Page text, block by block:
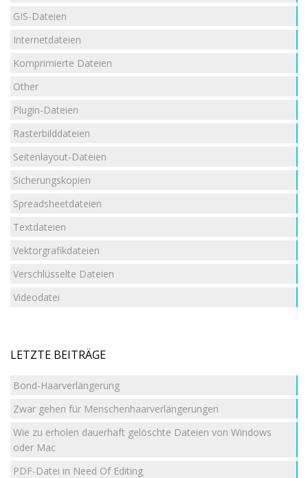
GIS-Dateien
Internetdateien
Komprimierte Dateien
Other
Plugin-Dateien
Rasterbilddateien
Seitenlayout-Dateien
Sicherungskopien
Spreadsheetdateien
Textdateien
Vektorgrafikdateien
Verschlüsselte Dateien
Videodatei
LETZTE BEITRÄGE
Bond-Haarverlängerung
Zwar gehen für Menschenhaarverlängerungen
Wie zu erholen dauerhaft gelöschte Dateien von Windows
oder Mac
PDF-Datei in Need Of Editing